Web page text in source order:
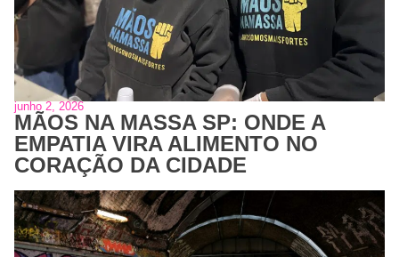
junho 2, 2026
MÃOS NA MASSA SP: ONDE A
EMPATIA VIRA ALIMENTO NO
CORAÇÃO DA CIDADE